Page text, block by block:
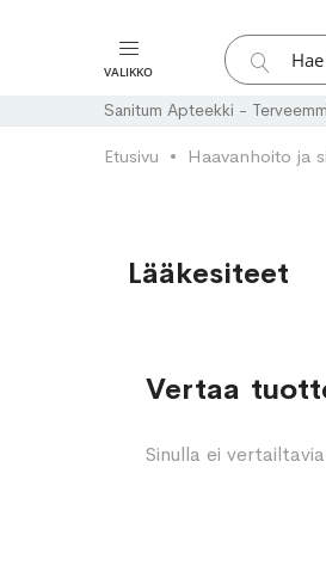
VALIKKO
Hae
Hae
Sanitum Apteekki -
Etusivu Haavanhoito ja
Lääkesiteet
Vertaa
Sinulla ei